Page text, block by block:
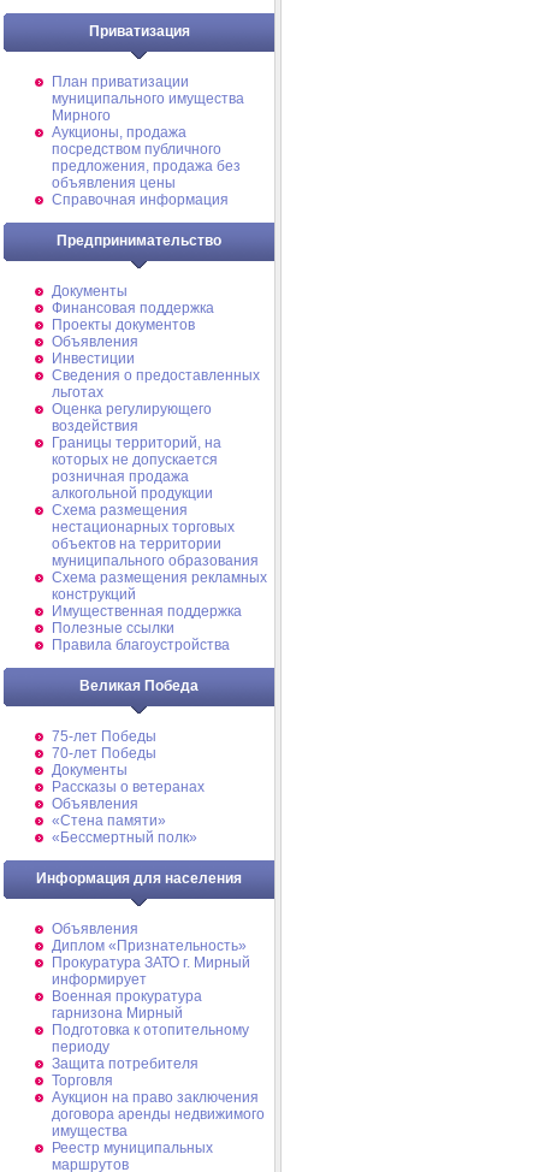
Приватизация
План приватизации
муниципального имущества
Мирного
Аукционы, продажа
посредством публичного
предложения, продажа без
объявления цены
Справочная информация
Предпринимательство
Документы
Финансовая поддержка
Проекты документов
Объявления
Инвестиции
Сведения о предоставленных
льготах
Оценка регулирующего
воздействия
Границы территорий, на
которых не допускается
розничная продажа
алкогольной продукции
Схема размещения
нестационарных торговых
объектов на территории
муниципального образования
Схема размещения рекламных
конструкций
Имущественная поддержка
Полезные ссылки
Правила благоустройства
Великая Победа
75-лет Победы
70-лет Победы
Документы
Рассказы о ветеранах
Объявления
«Стена памяти»
«Бессмертный полк»
Информация для населения
Объявления
Диплом «Признательность»
Прокуратура ЗАТО г. Мирный
информирует
Военная прокуратура
гарнизона Мирный
Подготовка к отопительному
периоду
Защита потребителя
Торговля
Аукцион на право заключения
договора аренды недвижимого
имущества
Реестр муниципальных
маршрутов